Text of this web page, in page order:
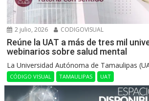
2 julio, 2026 CODIGOVISUAL
Reúne la UAT a más de tres mil
webinarios sobre salud mental
La Universidad Autónoma de Tamaulipas
CÓDIGO VISUAL TAMAULIPAS UAT